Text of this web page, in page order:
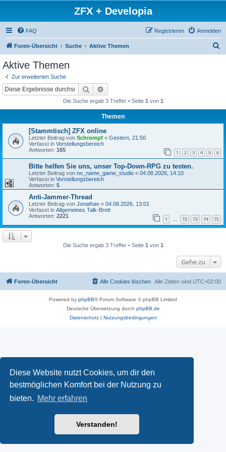
Diese Website nutzt Cookies, um dir den
bestmöglichen Komfort bei der Nutzung zu
bieten. Mehr erfahren
Verstanden!
ZFX + Developia
FAQ Anmelden
Registrieren
Foren-Übersicht Suche Aktive Themen
Aktive Themen
Zur erweiterten Suche
Suche
Die Suche ergab 3 Treffer • Seite 1 von 1
Themen
[Stammtisch] ZFX online
Letzter Beitrag von Schrompf « Gestern, 21:50
Verfasst in Vorstellungsbereich
Antworten: 165 1 2 3 4 5 6
Bitte helfen Sie uns, unser Top-Down-RPG zu testen.
Letzter Beitrag von no_name_game_studio « 04.08.2026, 14:10
Verfasst in Vorstellungsbereich
Antworten: 5
Anti-Jammer-Thread
Letzter Beitrag von Jonathan « 04.08.2026, 13:01
Verfasst in Allgemeines Talk-Brett
Antworten: 2221 1 … 72 73 74 75
Die Suche ergab 3 Treffer • Seite 1 von 1
Gehe zu
Foren-Übersicht Alle Zeiten sind UTC+02:00
Alle Cookies löschen
Powered by phpBB® Forum Software © phpBB Limited
Deutsche Übersetzung durch phpBB.de
Datenschutz| Nutzungsbedingungen